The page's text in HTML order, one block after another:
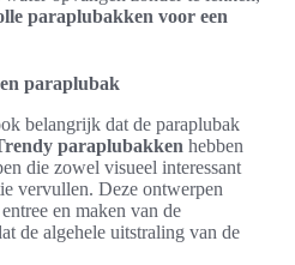
paraplubakken voor een
paraplubak
belangrijk dat de paraplubak
paraplubakken hebben
die zowel visueel interessant
vervullen. Deze ontwerpen
en maken van de
de algehele uitstraling van de